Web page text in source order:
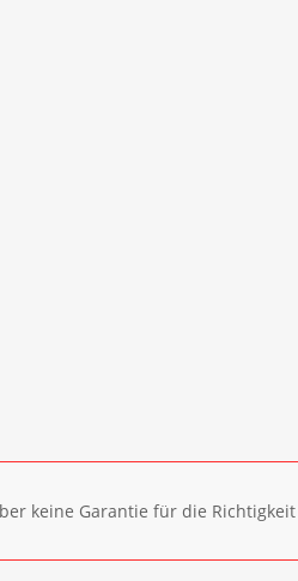
keine Garantie für die